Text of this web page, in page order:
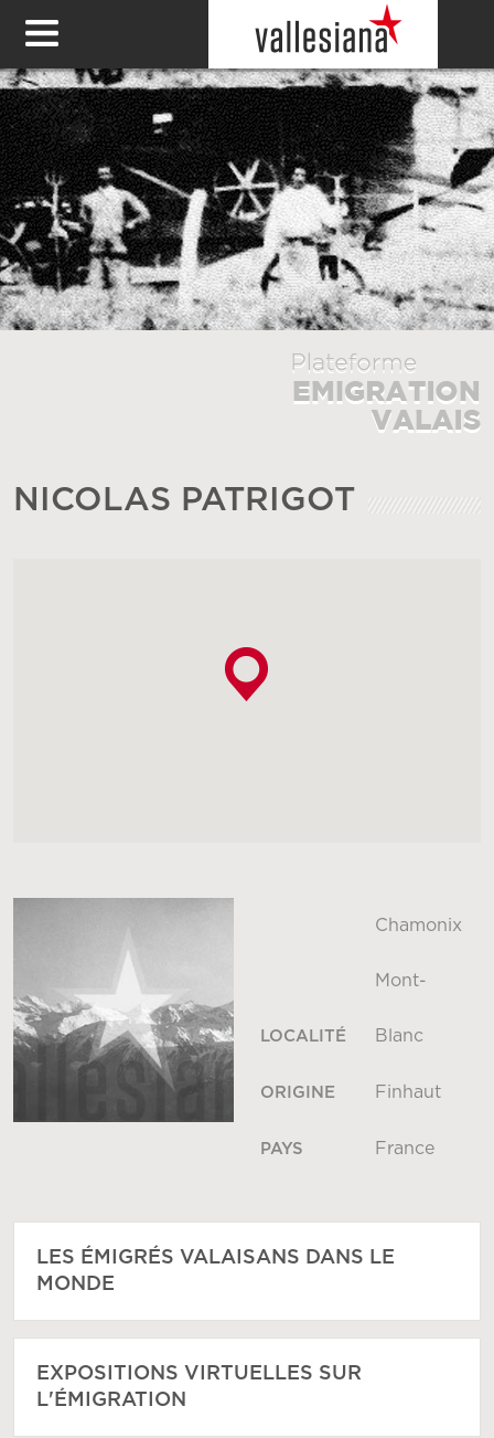
NICOLAS PATRIGOT
LOCALITÉ
Chamonix
Mont-
Blanc
ORIGINE Finhaut
PAYS France
LES ÉMIGRÉS VALAISANS DANS LE
MONDE
EXPOSITIONS VIRTUELLES SUR
L'ÉMIGRATION